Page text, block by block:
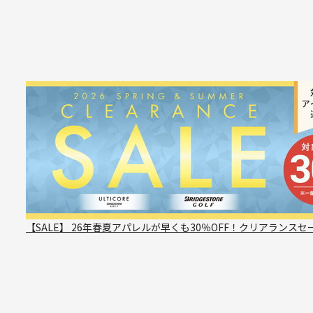
【SALE】 26年春夏アパレルが早くも30％OFF！クリアランスセ